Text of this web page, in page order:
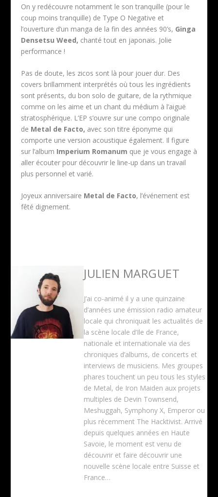
On y redécouvre notamment le son tranquille (pour le
coup moins tranquille) de Type O Negative et
l’ouverture d’un manga de la fin des années 90’s, Ginga
Densetsu Weed, chanté tout en japonais. Jolie
performance !
Pas de doute, les zicos sont là pour jouer dur. Des
covers brillamment interprétés où tous les ingrédients
sont présents, du bon solo de guitare, de la rythmique
comme on les aime et un chant du médium à l’aiguë
stratosphérique. L’EP s’ouvre sur une compo originale
de Metal de Facto, avec son titre éponyme qui
comporte une version acoustique également. Il figure
sur l’album Imperium Romanum que je vous engage à
aller écouter pour découvrir le line-up dans un travail
plus personnel et varié.
Joyeux anniversaire Metal de Facto, l’événement est
fêté dignement.
JULIEN MARGUET
J’ai co-animé il y a une quinzaine
d’années une émission radio amateur
locale qui chroniquait les actualités de
la scène locale d’Ile de France,
nationale et internationale via des
chroniques d’albums, de concerts et
interviews de musiciens. Mes groupes
phares touchent un peu tous les styles
de Metal, de Iron Maiden aux projets
multiples de Devin Townsend,
Meshuggah, Symphony X, Emperor ou
plus récemment The Hacktivist. Arrivé
depuis quelques années en Haute
Savoie, le moment est venu de
découvrir et faire découvrir une
nouvelle scène locale entre Suisse et
France…